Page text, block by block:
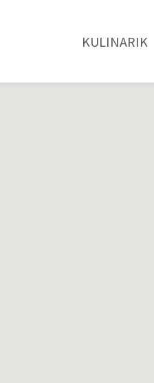
KULINARIK